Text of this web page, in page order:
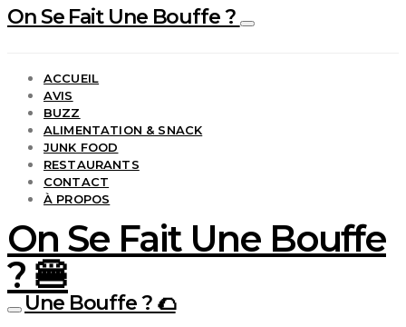
On Se Fait Une Bouffe ?
ACCUEIL
AVIS
BUZZ
ALIMENTATION & SNACK
JUNK FOOD
RESTAURANTS
CONTACT
À PROPOS
On Se Fait Une Bouffe
? 🍔
Une Bouffe ? 🌮